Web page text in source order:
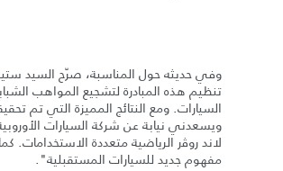
وفي حديثه حول المناسبة، صرّح السيد
تنظيم هذه المبادرة لتشجيع المواهب
السيارات. ومع النتائج المميزة التي تم
ويسعدني نيابة عن شركة السيارات الأوروبية
لاند روﭬر الرياضية متعددة الاستخدامات.
مفهوم جديد للسيارات المستقبلية".